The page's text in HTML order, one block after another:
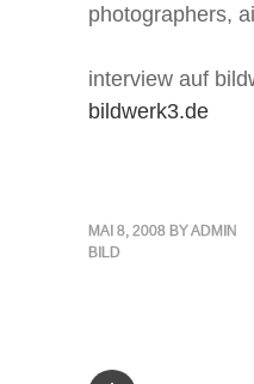
photographers,
interview auf
bildwerk3.de
MAI 8, 2008 BYADMIN
BILD